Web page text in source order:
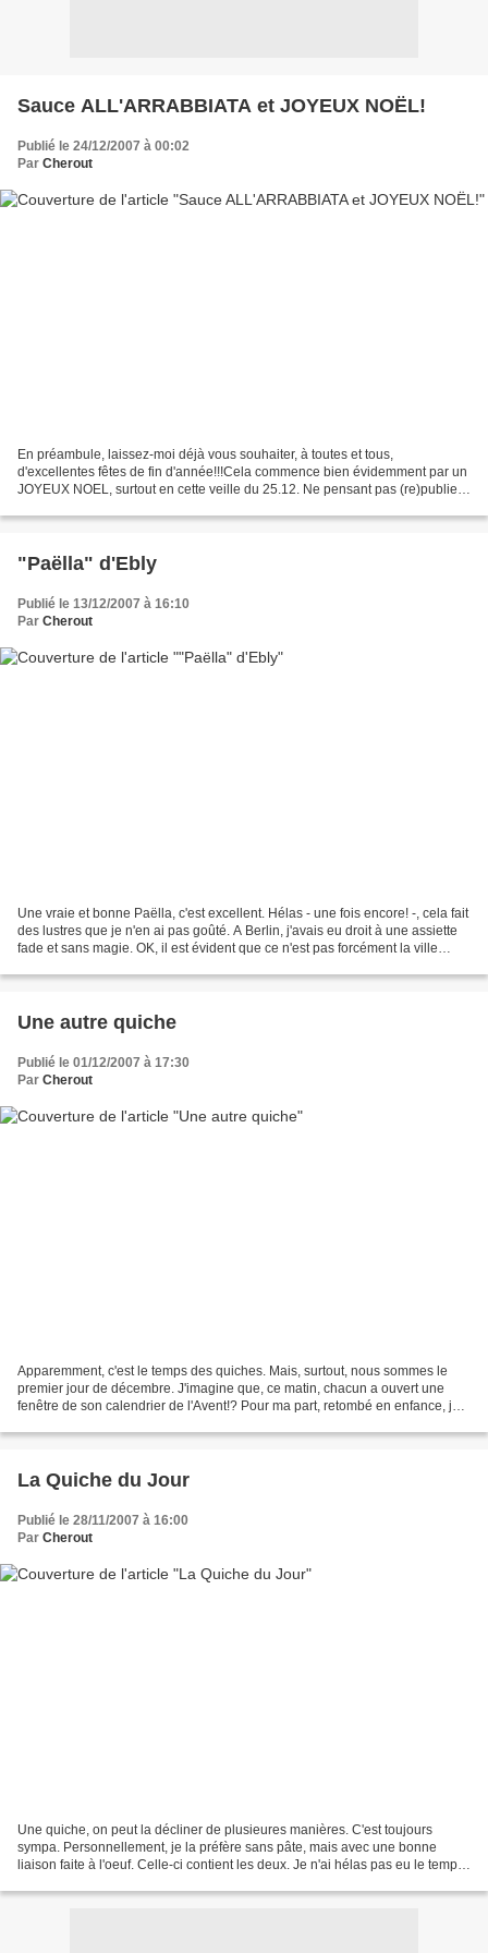
Sauce ALL'ARRABBIATA et JOYEUX NOËL!
Publié le 24/12/2007 à 00:02
Par Cherout
En préambule, laissez-moi déjà vous souhaiter, à toutes et tous,
d'excellentes fêtes de fin d'année!!!Cela commence bien évidemment par un
JOYEUX NOEL, surtout en cette veille du 25.12. Ne pensant pas (re)publier
"Paëlla" d'Ebly
Publié le 13/12/2007 à 16:10
Par Cherout
Une vraie et bonne Paëlla, c'est excellent. Hélas - une fois encore! -, cela fait
des lustres que je n'en ai pas goûté. A Berlin, j'avais eu droit à une assiette
fade et sans magie. OK, il est évident que ce n'est pas forcément la ville
Une autre quiche
Publié le 01/12/2007 à 17:30
Par Cherout
Apparemment, c'est le temps des quiches. Mais, surtout, nous sommes le
premier jour de décembre. J'imagine que, ce matin, chacun a ouvert une
fenêtre de son calendrier de l'Avent!? Pour ma part, retombé en enfance, je
La Quiche du Jour
Publié le 28/11/2007 à 16:00
Par Cherout
Une quiche, on peut la décliner de plusieures manières. C'est toujours
sympa. Personnellement, je la préfère sans pâte, mais avec une bonne
liaison faite à l'oeuf. Celle-ci contient les deux. Je n'ai hélas pas eu le temps